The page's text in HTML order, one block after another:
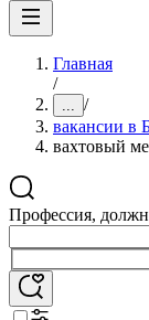
Главная
/
... /
вакансии в
вахтовый
Профессия,